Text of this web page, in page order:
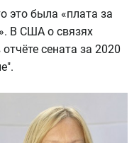
это была «плата за
В США о связях
сената за 2020